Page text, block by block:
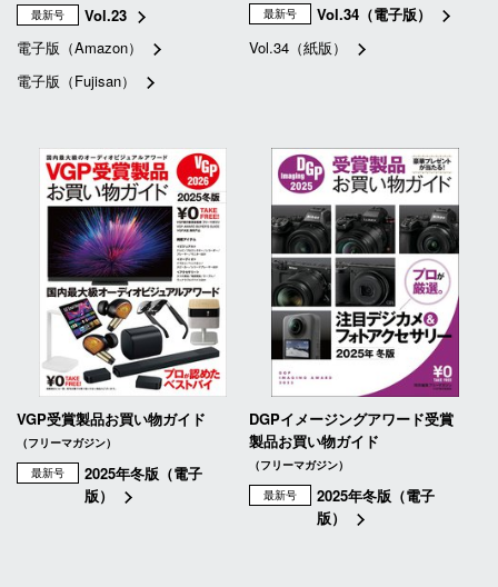
最新号
Vol.23
電子版（Amazon）
電子版（Fujisan）
最新号
Vol.34（電子版）
Vol.34（紙版）
VGP受賞製品お買い物ガイド
（フリーマガジン）
最新号
2025年冬版（電子
版）
DGPイメージングアワード受賞
製品お買い物ガイド
（フリーマガジン）
最新号
2025年冬版（電子
版）